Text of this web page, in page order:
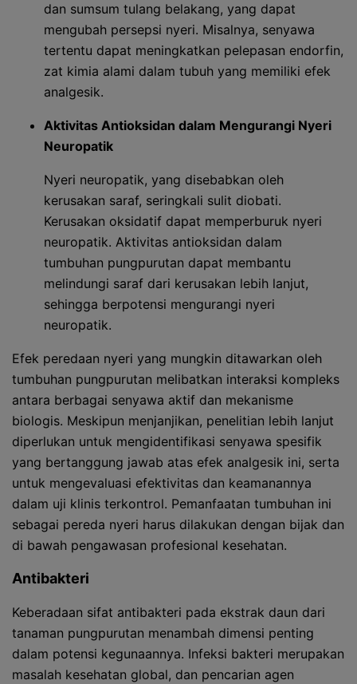
dan sumsum tulang belakang, yang dapat
mengubah persepsi nyeri. Misalnya, senyawa
tertentu dapat meningkatkan pelepasan endorfin,
zat kimia alami dalam tubuh yang memiliki efek
analgesik.
Aktivitas Antioksidan dalam Mengurangi Nyeri
Neuropatik
Nyeri neuropatik, yang disebabkan oleh
kerusakan saraf, seringkali sulit diobati.
Kerusakan oksidatif dapat memperburuk nyeri
neuropatik. Aktivitas antioksidan dalam
tumbuhan pungpurutan dapat membantu
melindungi saraf dari kerusakan lebih lanjut,
sehingga berpotensi mengurangi nyeri
neuropatik.
Efek peredaan nyeri yang mungkin ditawarkan oleh
tumbuhan pungpurutan melibatkan interaksi kompleks
antara berbagai senyawa aktif dan mekanisme
biologis. Meskipun menjanjikan, penelitian lebih lanjut
diperlukan untuk mengidentifikasi senyawa spesifik
yang bertanggung jawab atas efek analgesik ini, serta
untuk mengevaluasi efektivitas dan keamanannya
dalam uji klinis terkontrol. Pemanfaatan tumbuhan ini
sebagai pereda nyeri harus dilakukan dengan bijak dan
di bawah pengawasan profesional kesehatan.
Antibakteri
Keberadaan sifat antibakteri pada ekstrak daun dari
tanaman pungpurutan menambah dimensi penting
dalam potensi kegunaannya. Infeksi bakteri merupakan
masalah kesehatan global, dan pencarian agen